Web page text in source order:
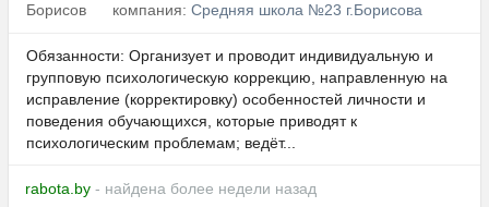
Борисов компания: Средняя школа №23 г.Борисова
Обязанности: Организует и проводит индивидуальную и
групповую психологическую коррекцию, направленную на
исправление (корректировку) особенностей личности и
поведения обучающихся, которые приводят к
психологическим проблемам; ведёт...
rabota.by - найдена более недели назад